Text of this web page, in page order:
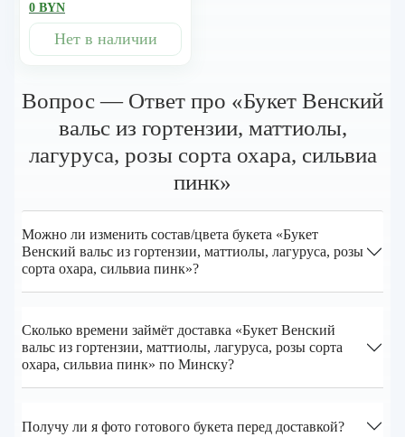
охара, сильвиа пинк
0 BYN
Нет в наличии
Вопрос — Ответ про «Букет Венский
вальс из гортензии, маттиолы,
лагуруса, розы сорта охара, сильвиа
пинк»
Можно ли изменить состав/цвета букета «Букет
Венский вальс из гортензии, маттиолы, лагуруса, розы
сорта охара, сильвиа пинк»?
Сколько времени займёт доставка «Букет Венский
вальс из гортензии, маттиолы, лагуруса, розы сорта
охара, сильвиа пинк» по Минску?
Получу ли я фото готового букета перед доставкой?